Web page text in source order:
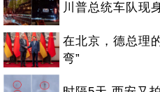
川普总统车队现
在北京，德总理
弯”